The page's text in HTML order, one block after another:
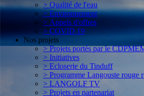
> Qualité de l'eau
> Environnement
> Appels d'offres
> COVID 19
Nos projets
> Projets portés par le
> Initiatives
> Ecloserie du Tinduff
> Programme Langouste rouge
> LANGOLF TV
> Projets en partenariat